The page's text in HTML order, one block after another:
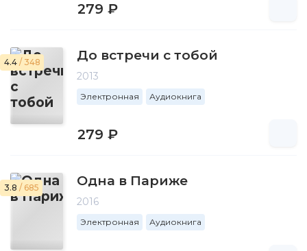
279 ₽
4.4 / 348 До встречи с тобой
2013
Электронная Аудиокнига
279 ₽
3.8 / 685 Одна в Париже
2016
Электронная Аудиокнига